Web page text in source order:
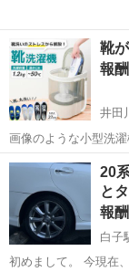
靴
報
井田
画像のような小型洗
らないです。 子供の靴を手洗いで洗ってるのですが、毎回大変です。
洗う時は2~3足です
く譲ってくれる方い
三重 亀山市
20
と
報酬
白子
初めまして。 今現在